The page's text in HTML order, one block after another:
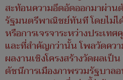
สะท้อนความอึดอัดออกมาผ่าน
รัฐมนตรีพาณิชย์ทันที โดยไม่ไ
หรือการเจรจาระหว่างประเท
และที่สำคัญกว่านั้น โพลวัดคว
ผลงานเชิงโครงสร้างวัดผลเป็น
ดัชนีการเมืองภาพรวมรัฐบาล